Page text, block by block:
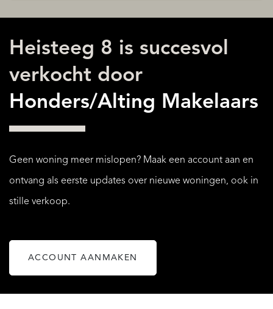
Heisteeg 8 is succesvol
verkocht door
Honders/Alting Makelaars
Geen woning meer mislopen? Maak een account aan en
ontvang als eerste updates over nieuwe woningen, ook in
stille verkoop.
ACCOUNT AANMAKEN